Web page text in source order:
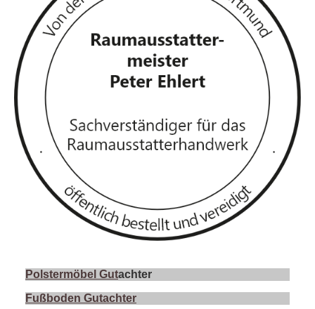
Polstermöbel Gutachter
Fußboden Gutachter